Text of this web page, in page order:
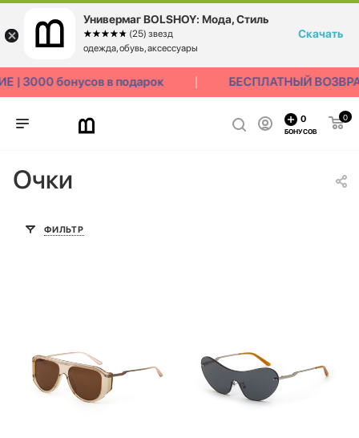
бонусов в подарок БЕСПЛАТНЫЙ
0
0
БОНУСОВ
Очки
ФИЛЬТР
Универмаг BOLSHOY: Мода, Стиль
☆☆☆☆☆
★★★★★ (25) звезд
одежда, обувь, аксессуары
Скачать